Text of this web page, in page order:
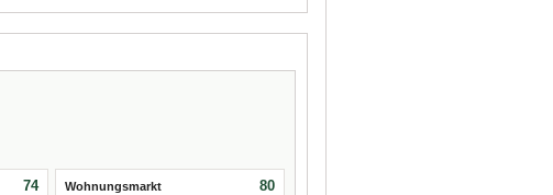
74 Wohnungsmarkt 80